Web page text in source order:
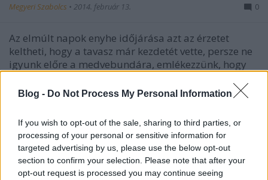
Blog - Do Not Process My Personal Information
If you wish to opt-out of the sale, sharing to third parties, or
processing of your personal or sensitive information for
targeted advertising by us, please use the below opt-out
section to confirm your selection. Please note that after your
opt-out request is processed you may continue seeing
Megyeri Szabolcs • 2014. február 13. 0
Az elmúlt napok enyhe időjárása azt az érzetet
keltheti, hogy a tavasz már kezdetét vette, persze ne
igyunk előre a medvebundára, emlékezzünk, hogy
lapátolt, de aki pozitívan áll a dolgokhoz, már